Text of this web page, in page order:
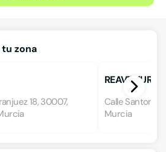
zona
18, 30007,
REAVEMUR
Calle
Murcia